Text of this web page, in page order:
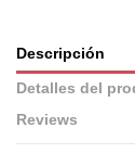
Descripción
Detalles del
Reviews